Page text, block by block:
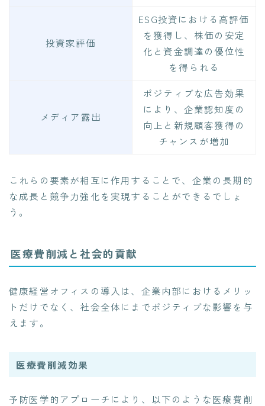
投資家評価
ESG投資における高評価
を獲得し、株価の安定
化と資金調達の優位性
を得られる
メディア露出
ポジティブな広告効果
により、企業認知度の
向上と新規顧客獲得の
チャンスが増加
これらの要素が相互に作用することで、企業の長期的
な成長と競争力強化を実現することができるでしょ
う。
医療費削減と社会的貢献
健康経営オフィスの導入は、企業内部におけるメリッ
トだけでなく、社会全体にまでポジティブな影響を与
えます。
医療費削減効果
予防医学的アプローチにより、以下のような医療費削